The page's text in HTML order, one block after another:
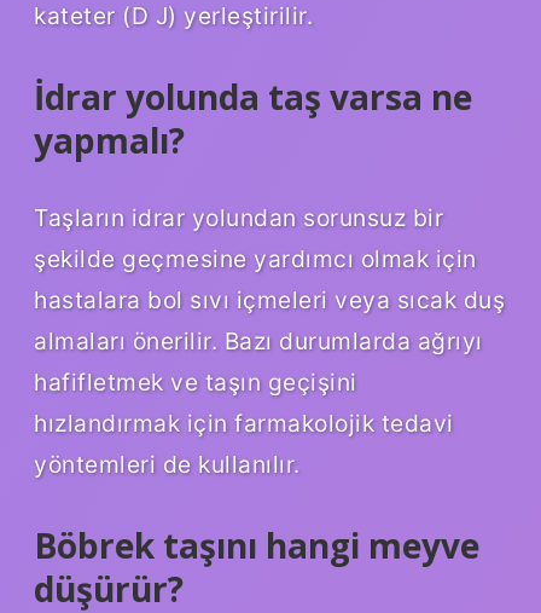
kateter (D J) yerleştirilir.
İdrar yolunda taş varsa ne
yapmalı?
Taşların idrar yolundan sorunsuz bir
şekilde geçmesine yardımcı olmak için
hastalara bol sıvı içmeleri veya sıcak duş
almaları önerilir. Bazı durumlarda ağrıyı
hafifletmek ve taşın geçişini
hızlandırmak için farmakolojik tedavi
yöntemleri de kullanılır.
Böbrek taşını hangi meyve
düşürür?